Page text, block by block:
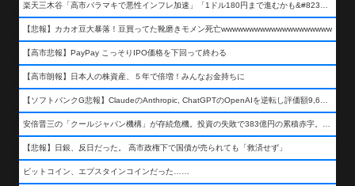
楽天三木谷「高市バラマキで悪性インフレ加速」「1ドル180円まで進むかも&#8230;もう看過できない」
【悲報】カカオ豆大暴落！豆買ってた靴磨きモメン死亡wwwwwwwwwwwwwwwwwwww
【高市悲報】PayPay こっそりIPO価格を下回って終わる
【高市朗報】日本人の株資産、５年で倍増！みんなお金持ちに
【ソフトバンクG悲報】ClaudeのAnthropic, ChatGPTのOpenAIを逆転し評価額9,650億ドル (約154兆円) の世界一価値あるAI企業に……
安倍晋三の「クールジャパン機構」が存続危機。投資の失敗で383億円の累積赤字。2025年度決算も大赤字の可能性。責任の所在はウヤムヤ
【悲報】日銀、反日だった。 高市政権下で国債が売られても「救済せず」
ビットコイン、エプスタインコインだった……